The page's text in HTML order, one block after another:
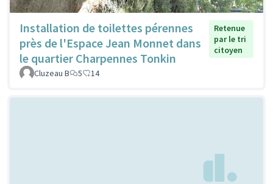
Installation de toilettes pérennes
près de l'Espace Jean Monnet dans
le quartier Charpennes Tonkin
Retenue
par le tri
citoyen
Cluzeau B 5 14